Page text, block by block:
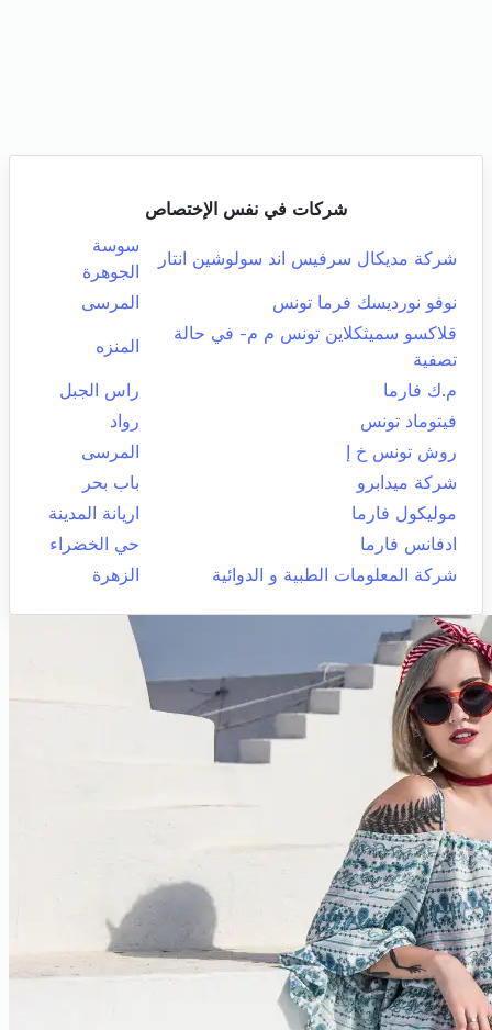
شركات في نفس الإختصاص
شركة مديكال سرفيس اند سولوشين انتار
سوسة
الجوهرة
نوفو نورديسك فرما تونس
المرسى
قلاكسو سميثكلاين تونس م م- في حالة
تصفية
المنزه
م.ك فارما
راس الجبل
فيتوماد تونس
رواد
روش تونس خ إ
المرسى
شركة ميدابرو
باب بحر
موليكول فارما
اريانة المدينة
ادفانس فارما
حي الخضراء
شركة المعلومات الطبية و الدوائية
الزهرة